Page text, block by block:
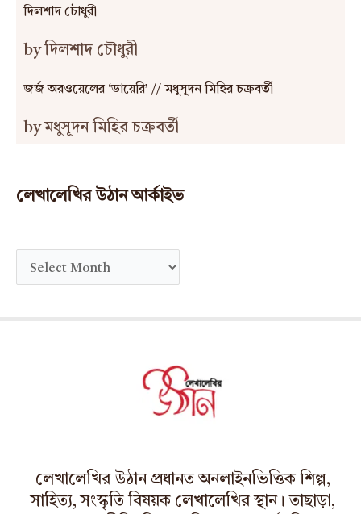
দিলশাদ চৌধুরী
by দিলশাদ চৌধুরী
জর্জ অরওয়েলের ‘ডায়েরি’ // মধুসূদন মিহির চক্রবর্তী
by মধুসূদন মিহির চক্রবর্তী
লেখালেখির উঠান আর্কাইভ
r
লেখালেখির উঠান প্রধানত অনলাইনভিত্তিক শিল্প,
সাহিত্য, সংস্কৃতি বিষয়ক লেখালেখির স্থান। তাছাড়া,